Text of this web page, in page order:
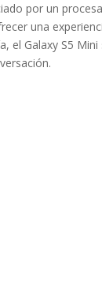
por un
una
el Galaxy S5